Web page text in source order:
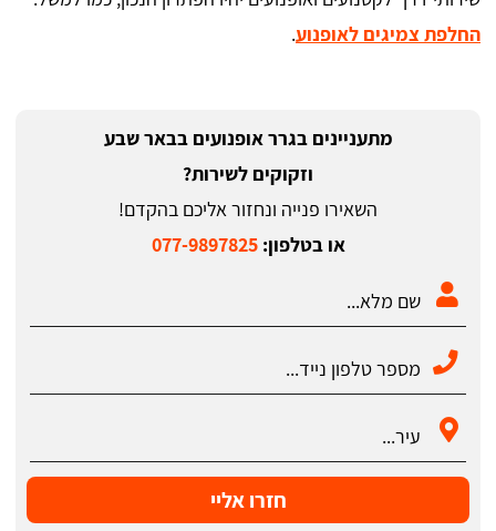
החלפת צמיגים לאופנוע.
מתעניינים בגרר אופנועים בבאר שבע
וזקוקים לשירות?
השאירו פנייה ונחזור אליכם בהקדם!
או בטלפון:077-9897825
חזרו אליי